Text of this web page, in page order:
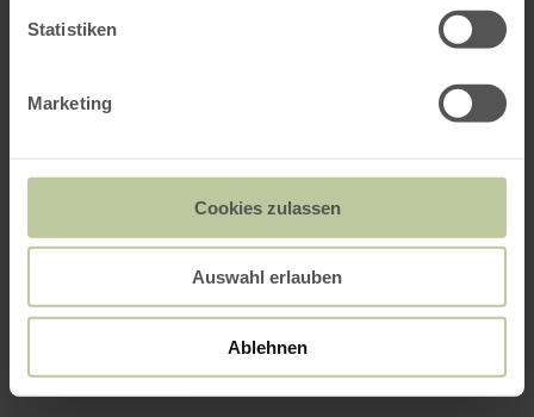
Statistiken
Marketing
Cookies zulassen
Auswahl erlauben
Ablehnen